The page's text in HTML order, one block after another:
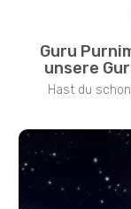
Guru
unsere
Hast du